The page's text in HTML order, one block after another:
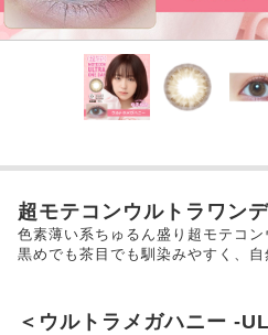
超モテコンウルトラワン
色素薄い系ちゅるん盛り超モテコ
黒めでも茶目でも馴染みやすく、
＜ウルトラメガハニー -